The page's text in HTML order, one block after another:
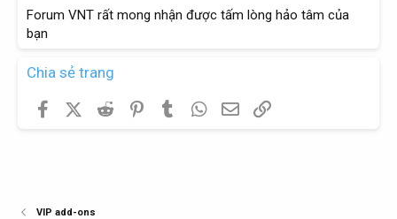
Forum VNT rất mong nhận được tấm lòng hảo tâm của
bạn
Chia sẻ trang
FacebookX (Twitter)
Reddit PinterestTumblr WhatsApp
Email
VIP add-ons